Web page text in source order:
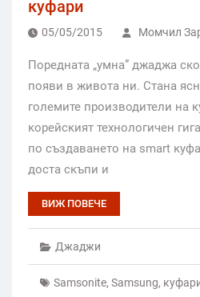
куфари
05/05/2015 Момчил
Поредната „умна” джаджа
появи в живота ни. Стана
големите производители на
корейският технологичен
по създаването на smart
доста скъпи и
ВИЖ ПОВЕЧЕ
Джаджи
Samsonite, Samsung,